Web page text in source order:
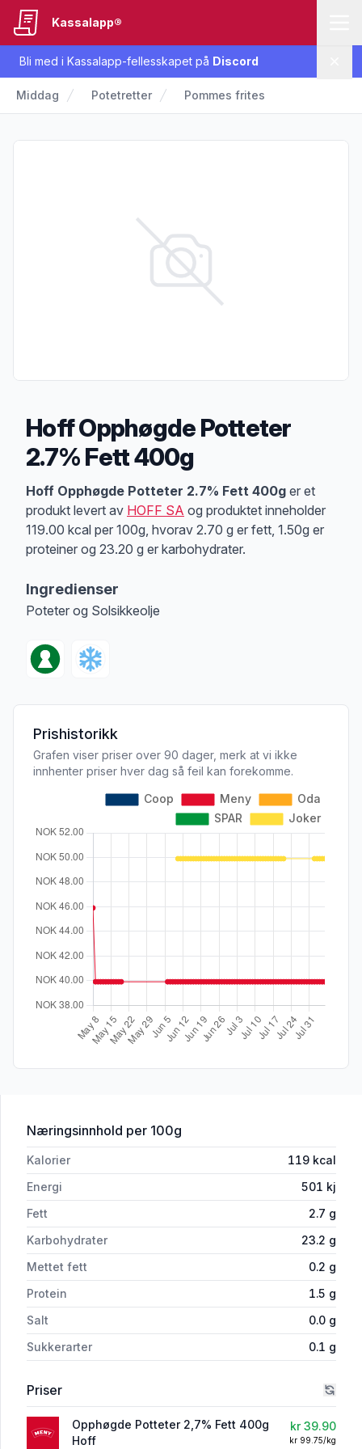
Bli med i Kassalapp-fellesskapet på Discord
Kassalapp®
Middag Potetretter Pommes frites
Hoff Opphøgde Potteter
2.7% Fett 400g
Produktbeskrivelse
Hoff Opphøgde Potteter 2.7% Fett 400g er et
produkt levert av HOFF SA og produktet inneholder
119.00 kcal per 100g, hvorav 2.70 g er fett, 1.50g er
proteiner og 23.20 g er karbohydrater.
Ingredienser
Poteter og Solsikkeolje
Prishistorikk
Grafen viser priser over 90 dager, merk at vi ikke
innhenter priser hver dag så feil kan forekomme.
Næringsinnhold for 'Hoff Opphøgde Potteter 2.7%
per 100g
Kalorier 119 kcal
Energi
501 kj
Fett
2.7 g
Karbohydrater
23.2 g
Mettet fett
0.2 g
Protein
1.5 g
Salt
0.0 g
Sukkerarter
0.1 g
Priser
Opphøgde Potteter 2,7% Fett 400g
Hoff
kr 39.90
kr 99.75/kg